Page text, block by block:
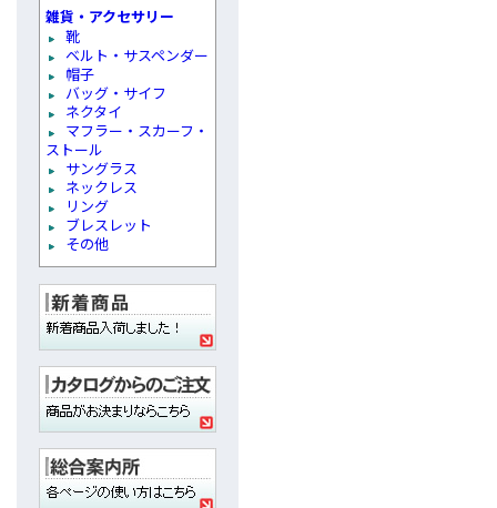
雑貨・アクセサリー
靴
ベルト・サスペンダー
帽子
バッグ・サイフ
ネクタイ
マフラー・スカーフ・
ストール
サングラス
ネックレス
リング
ブレスレット
その他